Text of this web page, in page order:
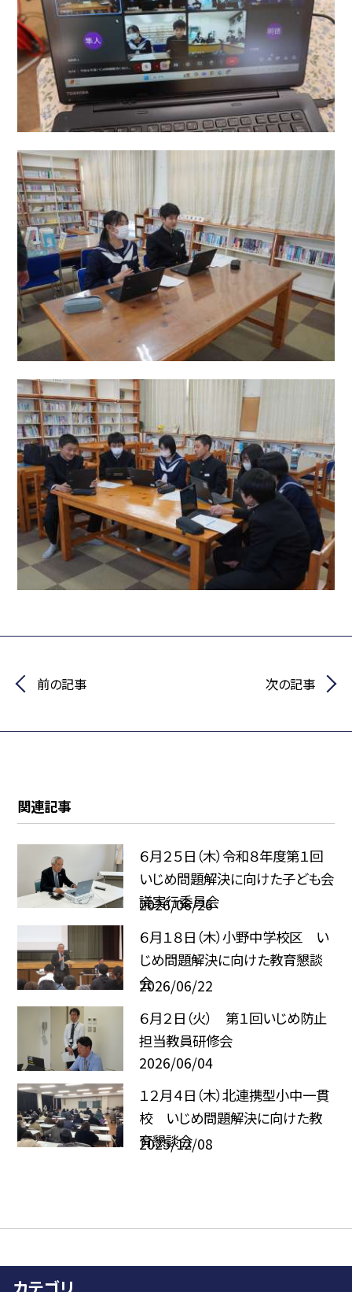
前の記事 次の記事
関連記事
６月２５日（木）令和８年度第１回
いじめ問題解決に向けた子ども会
議実行委員会
2026/06/26
６月１８日（木）小野中学校区 い
じめ問題解決に向けた教育懇談
会
2026/06/22
６月２日（火） 第１回いじめ防止
担当教員研修会
2026/06/04
１２月４日（木）北連携型小中一貫
校 いじめ問題解決に向けた教
育懇談会
2025/12/08
カテゴリ